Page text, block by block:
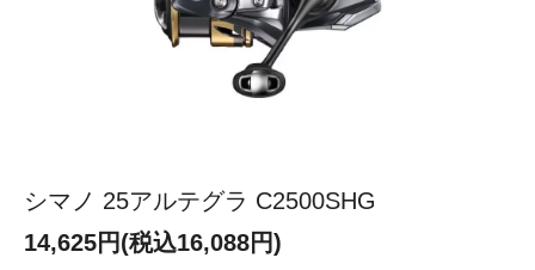
シマノ 25アルテグラ C2500SHG
14,625円(税込16,088円)